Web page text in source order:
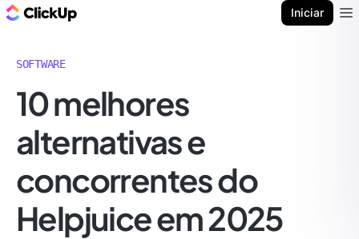
Iniciar
SOFTWARE
10 melhores
alternativas e
concorrentes do
Helpjuice em 2025